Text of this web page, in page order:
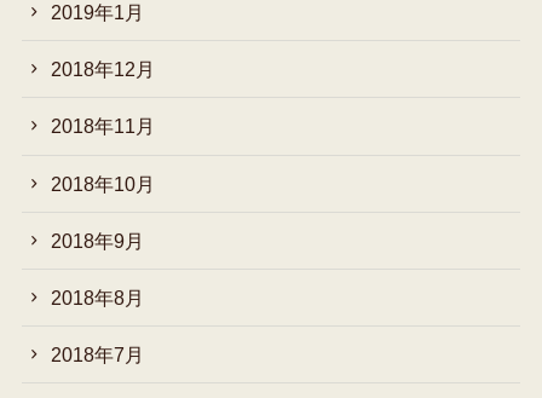
2019年1月
2018年12月
2018年11月
2018年10月
2018年9月
2018年8月
2018年7月